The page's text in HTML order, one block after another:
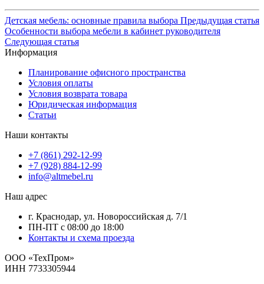
Детская мебель: основные правила выбора Предыдущая статья
Особенности выбора мебели в кабинет руководителя
Следующая статья
Информация
Планирование офисного пространства
Условия оплаты
Условия возврата товара
Юридическая информация
Статьи
Наши контакты
+7 (861) 292-12-99
+7 (928) 884-12-99
info@altmebel.ru
Наш адрес
г. Краснодар, ул. Новороссийская д. 7/1
ПН-ПТ с 08:00 до 18:00
Контакты и схема проезда
ООО «ТехПром»
ИНН 7733305944